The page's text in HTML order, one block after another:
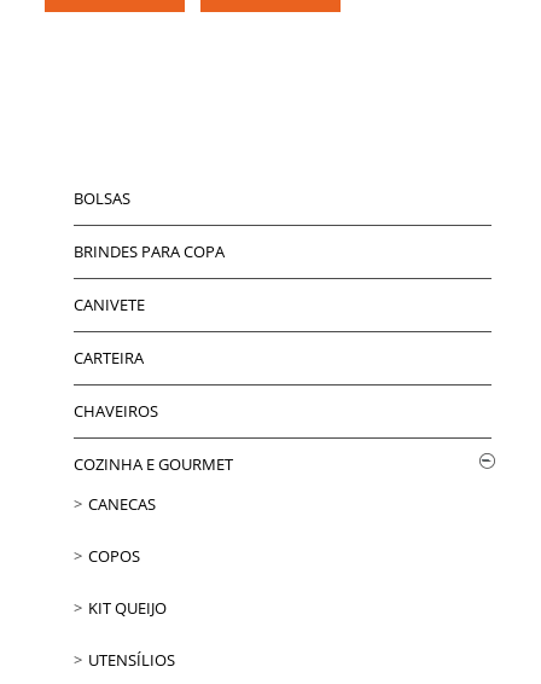
BOLSAS
BRINDES PARA COPA
CANIVETE
CARTEIRA
CHAVEIROS
COZINHA E GOURMET
CANECAS
COPOS
KIT QUEIJO
UTENSÍLIOS